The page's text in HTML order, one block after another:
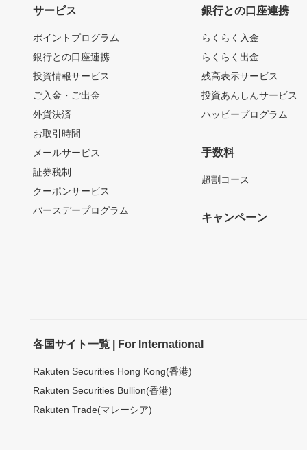
サービス
ポイントプログラム
銀行との口座連携
投資情報サービス
ご入金・ご出金
外貨決済
お取引時間
メールサービス
証券税制
クーポンサービス
バースデープログラム
銀行との口座連携
らくらく入金
らくらく出金
残高表示サービス
投資あんしんサービス
ハッピープログラム
手数料
超割コース
キャンペーン
各国サイト一覧 | For International
Rakuten Securities Hong Kong(香港)
Rakuten Securities Bullion(香港)
Rakuten Trade(マレーシア)